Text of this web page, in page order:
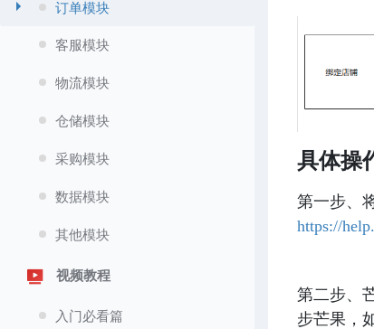
订单模块
客服模块
物流模块
仓储模块
采购模块
数据模块
其他模块
视频教程
入门必看篇
具体操
第一步、
https://
第二步、
步芒果，